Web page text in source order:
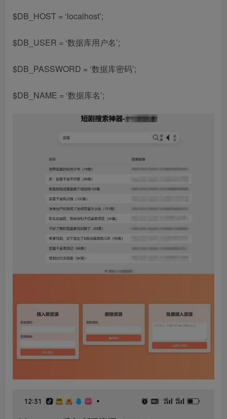
$DB_HOST = ‘localhost’;
$DB_USER = ‘数据库用户名’;
$DB_PASSWORD = ‘数据库密码’;
$DB_NAME = ‘数据库名’;